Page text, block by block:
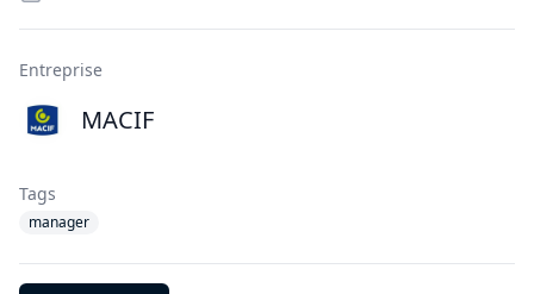
Entreprise
MACIF
Tags
manager